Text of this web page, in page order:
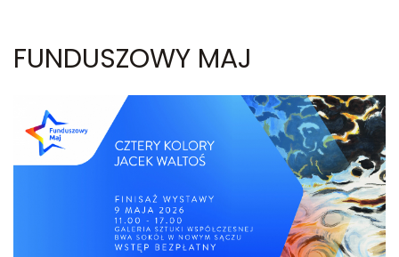
FUNDUSZOWY MAJ